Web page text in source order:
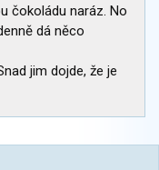
čokoládu naráz. No
dá něco
jim dojde, že je